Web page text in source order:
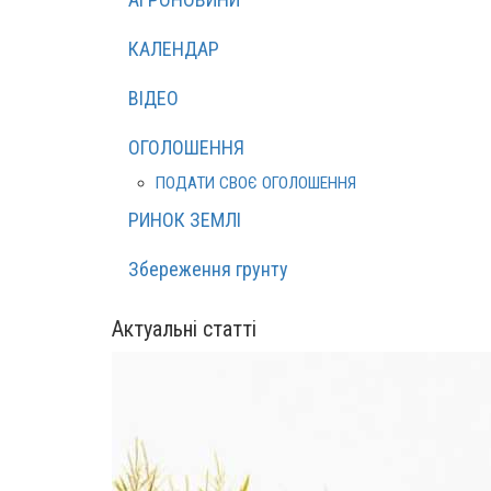
КАЛЕНДАР
ВІДЕО
ОГОЛОШЕННЯ
ПОДАТИ СВОЄ ОГОЛОШЕННЯ
РИНОК ЗЕМЛІ
Збереження грунту
Актуальні статті